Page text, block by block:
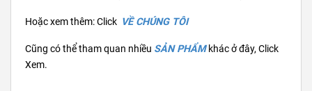
Hoặc xem thêm: Click VỀ CHÚNG TÔI
Cũng có thể tham quan nhiều SẢN PHẨMkhác ở đây, Click
Xem.